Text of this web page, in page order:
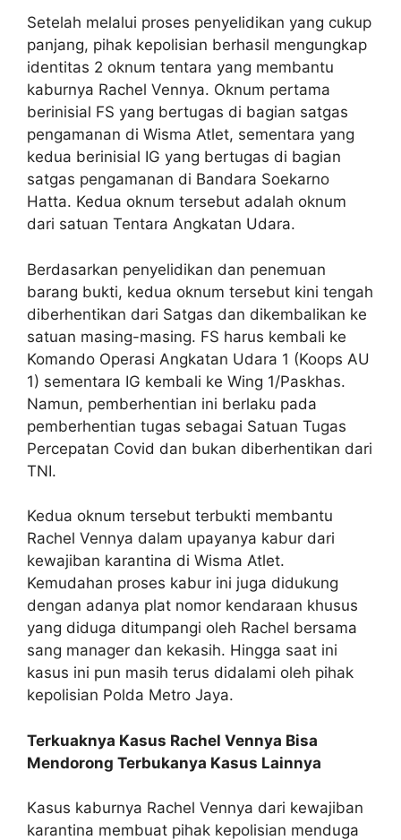
Setelah melalui proses penyelidikan yang cukup
panjang, pihak kepolisian berhasil mengungkap
identitas 2 oknum tentara yang membantu
kaburnya Rachel Vennya. Oknum pertama
berinisial FS yang bertugas di bagian satgas
pengamanan di Wisma Atlet, sementara yang
kedua berinisial IG yang bertugas di bagian
satgas pengamanan di Bandara Soekarno
Hatta. Kedua oknum tersebut adalah oknum
dari satuan Tentara Angkatan Udara.
Berdasarkan penyelidikan dan penemuan
barang bukti, kedua oknum tersebut kini tengah
diberhentikan dari Satgas dan dikembalikan ke
satuan masing-masing. FS harus kembali ke
Komando Operasi Angkatan Udara 1 (Koops AU
1) sementara IG kembali ke Wing 1/Paskhas.
Namun, pemberhentian ini berlaku pada
pemberhentian tugas sebagai Satuan Tugas
Percepatan Covid dan bukan diberhentikan dari
TNI.
Kedua oknum tersebut terbukti membantu
Rachel Vennya dalam upayanya kabur dari
kewajiban karantina di Wisma Atlet.
Kemudahan proses kabur ini juga didukung
dengan adanya plat nomor kendaraan khusus
yang diduga ditumpangi oleh Rachel bersama
sang manager dan kekasih. Hingga saat ini
kasus ini pun masih terus didalami oleh pihak
kepolisian Polda Metro Jaya.
Terkuaknya Kasus Rachel Vennya Bisa
Mendorong Terbukanya Kasus Lainnya
Kasus kaburnya Rachel Vennya dari kewajiban
karantina membuat pihak kepolisian menduga